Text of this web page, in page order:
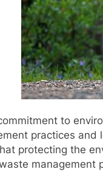
to
practices and
protecting the
management